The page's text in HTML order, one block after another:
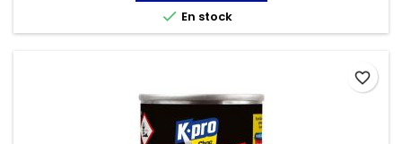
 En stock
favorite_border